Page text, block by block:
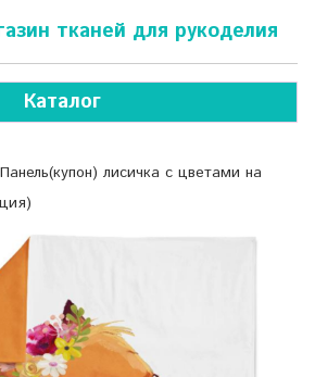
тканей для рукоделия
Каталог
Панель(купон) лисичка с цветами на